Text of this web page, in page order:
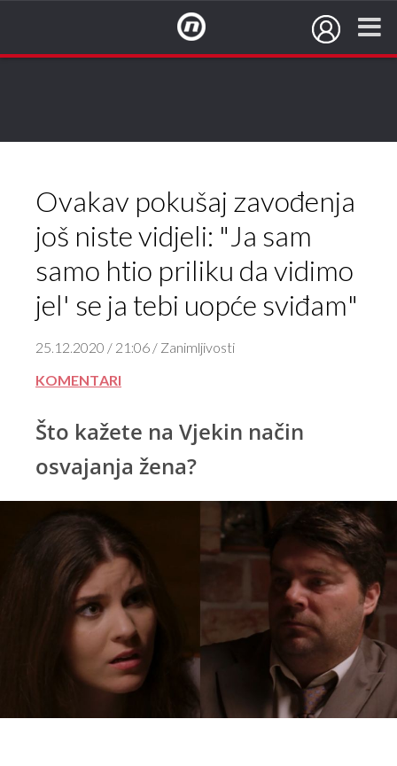
Ovakav pokušaj zavođenja
još niste vidjeli: "Ja sam
samo htio priliku da vidimo
jel' se ja tebi uopće sviđam"
25.12.2020 / 21:06 / Zanimljivosti
KOMENTARI
Što kažete na Vjekin način
osvajanja žena?